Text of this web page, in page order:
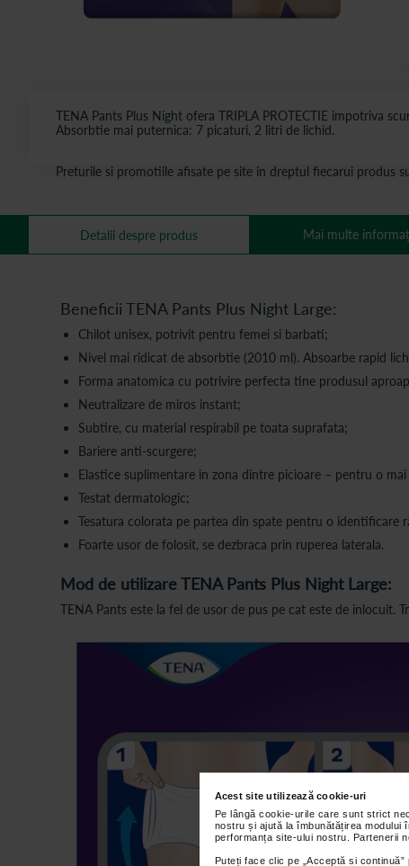
Acest site utilizează cookie-uri
Pe lângă cookie-urile care sunt strict
nostru și ajută la îmbunătățirea
performanța site-ului nostru. Partenerii
Puteți face clic pe „Acceptă si
TENA Pants Plus Night ofera TRIPLA PROTECTIE impotriva
Absorbtie mai puternica: 7 picaturi, 2 litri de lichid.
Preturile si promotiile afisate pe site in dreptul fiecarui produs
Detalii despre produs
Beneficii TENA Pants Plus Night Large:
Chilot unisex, potrivit pentru femei si barbati;
Nivel mai ridicat de absorbtie (2010 ml). Absoarbe rapid
Forma anatomica cu potrivire perfecta tine produsul
Neutralizare de miros instant;
Subtire, cu material respirabil pe toata suprafata;
Bariere anti-scurgere;
Elastice suplimentare in zona dintre picioare – pentru o
Testat dermatologic;
Tesatura colorata pe partea din spate pentru o identificare
Foarte usor de folosit, se dezbraca prin ruperea laterala.
Mod de utilizare TENA Pants Plus Night Large:
TENA Pants este la fel de usor de pus pe cat este de
Mai multe